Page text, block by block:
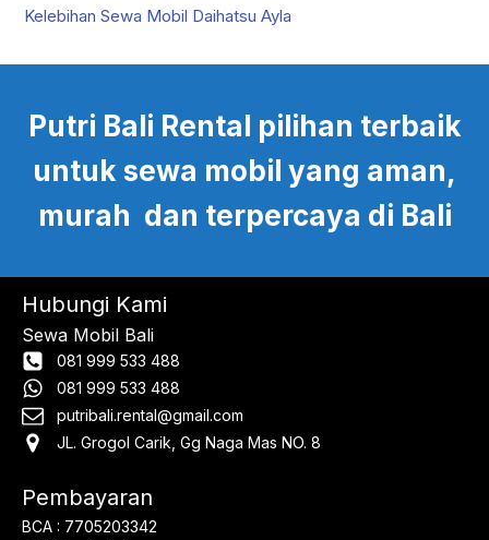
Kelebihan Sewa Mobil Daihatsu Ayla
Putri Bali Rental pilihan terbaik
untuk sewa mobil yang aman,
murah dan terpercaya di Bali
Hubungi Kami
Sewa Mobil Bali
081 999 533 488
081 999 533 488
putribali.rental@gmail.com
JL. Grogol Carik, Gg Naga Mas NO. 8
Pembayaran
BCA : 7705203342